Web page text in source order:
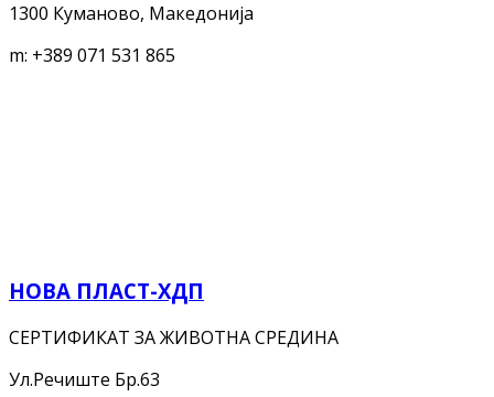
1300 Куманово, Македонија
m: +389 071 531 865
НОВА ПЛАСТ-ХДП
СЕРТИФИКАТ ЗА ЖИВОТНА СРЕДИНА
Ул.Речиште Бр.63